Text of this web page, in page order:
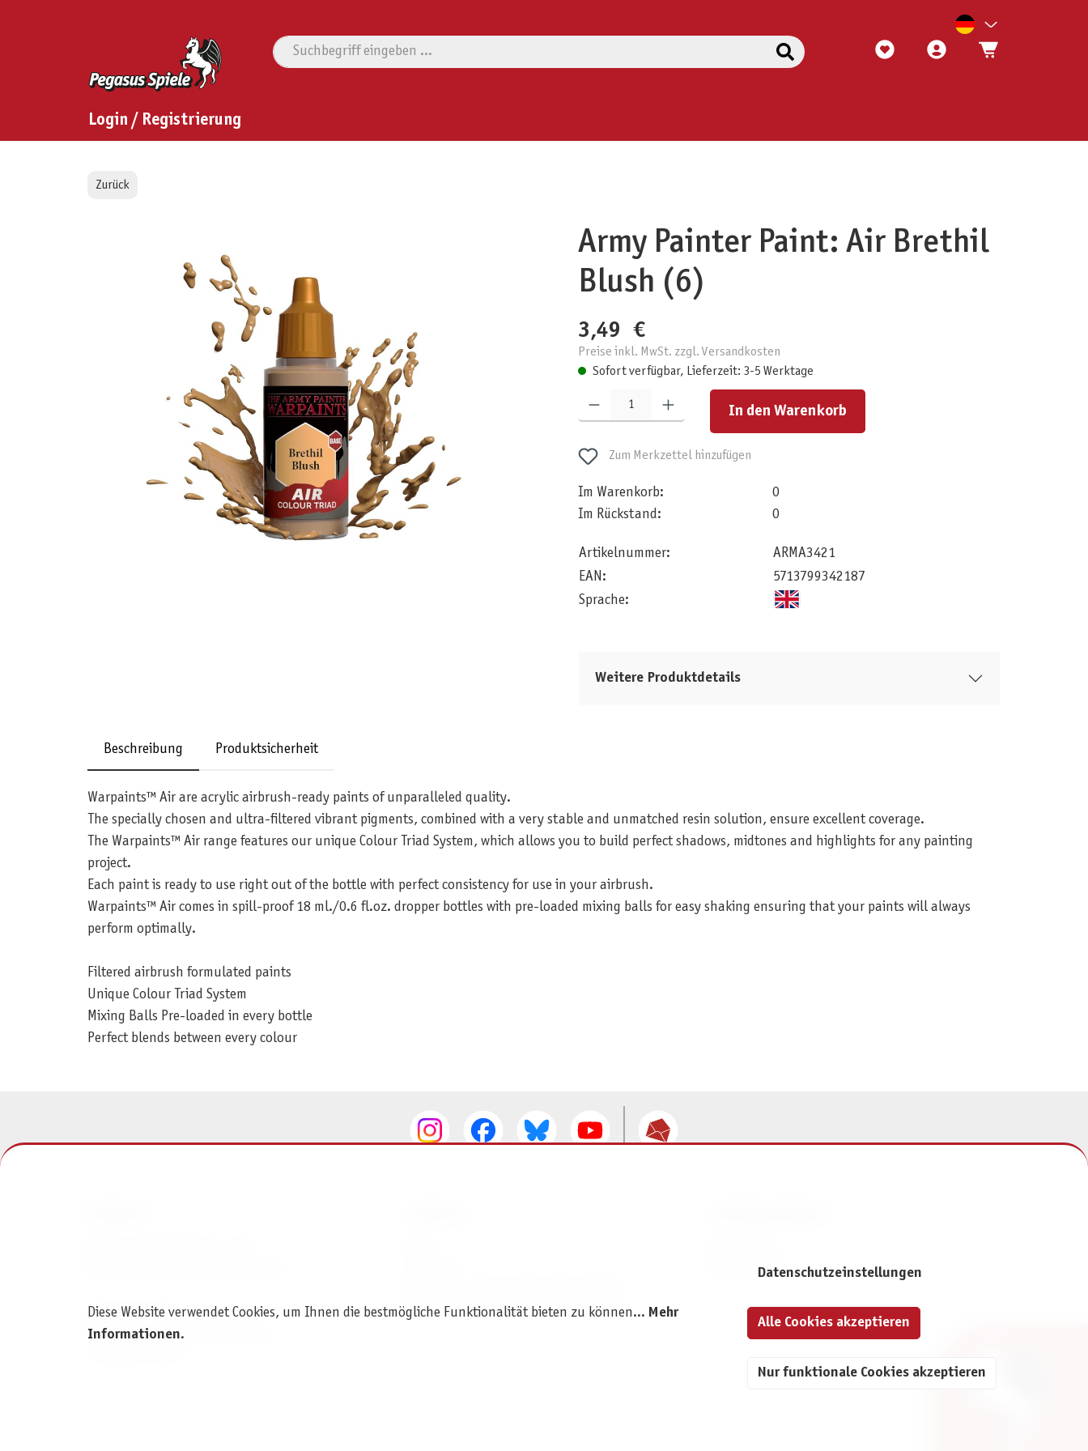
Login / Registrierung
Zurück
Army Painter Paint: Air Brethil
Blush (6)
3,49 €
Preise inkl. MwSt. zzgl. Versandkosten
Sofort verfügbar, Lieferzeit: 3-5 Werktage
Produkt Anzahl: Gib den gewünschten Wert ein oder benutze die Schaltflächen um die Anzahl zu erhöhen oder zu reduzieren.
In den Warenkorb
Zum Merkzettel hinzufügen
Im Warenkorb:
0
Im Rückstand:
0
Artikelnummer:
ARMA3421
EAN:
5713799342187
Sprache:
Weitere Produktdetails
Beschreibung Produktsicherheit
Warpaints™ Air are acrylic airbrush-ready paints of unparalleled quality.
The specially chosen and ultra-filtered vibrant pigments, combined with a very stable and unmatched resin solution, ensure excellent coverage.
The Warpaints™ Air range features our unique Colour Triad System, which allows you to build perfect shadows, midtones and highlights for any painting
project.
Each paint is ready to use right out of the bottle with perfect consistency for use in your airbrush.
Warpaints™ Air comes in spill-proof 18 ml./0.6 fl.oz. dropper bottles with pre-loaded mixing balls for easy shaking ensuring that your paints will always
perform optimally.
Filtered airbrush formulated paints
Unique Colour Triad System
Mixing Balls Pre-loaded in every bottle
Perfect blends between every colour
Am Straßbach 3
61169 Friedberg (Deutschland)
Batterie- und Verpackungshinweise
Datenschutz
Diese Website verwendet Cookies, um Ihnen die bestmögliche Funktionalität bieten zu können... Mehr
Informationen.
Datenschutzeinstellungen
Nur funktionale Cookies akzeptieren
Alle Cookies akzeptieren